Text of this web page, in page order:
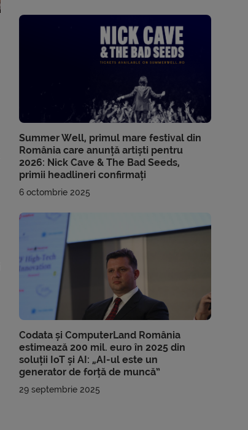
Summer Well, primul mare festival din
România care anunță artiști pentru
2026: Nick Cave & The Bad Seeds,
primii headlineri confirmați
6 octombrie 2025
Codata și ComputerLand România
estimează 200 mil. euro în 2025 din
soluții IoT și AI: „AI-ul este un
generator de forță de muncă”
29 septembrie 2025